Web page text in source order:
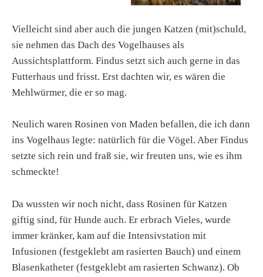
Vielleicht sind aber auch die jungen Katzen (mit)schuld,
sie nehmen das Dach des Vogelhauses als
Aussichtsplattform. Findus setzt sich auch gerne in das
Futterhaus und frisst. Erst dachten wir, es wären die
Mehlwürmer, die er so mag.
Neulich waren Rosinen von Maden befallen, die ich dann
ins Vogelhaus legte: natürlich für die Vögel. Aber Findus
setzte sich rein und fraß sie, wir freuten uns, wie es ihm
schmeckte!
Da wussten wir noch nicht, dass Rosinen für Katzen
giftig sind, für Hunde auch. Er erbrach Vieles, wurde
immer kränker, kam auf die Intensivstation mit
Infusionen (festgeklebt am rasierten Bauch) und einem
Blasenkatheter (festgeklebt am rasierten Schwanz). Ob